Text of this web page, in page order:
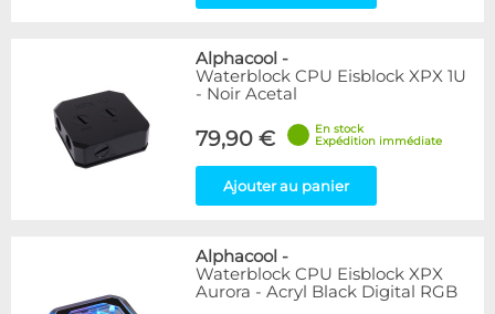
Alphacool -
Waterblock CPU Eisblock XPX 1U
- Noir Acetal
79,90 €
En stock
Expédition immédiate
Ajouter au panier
Alphacool -
Waterblock CPU Eisblock XPX
Aurora - Acryl Black Digital RGB